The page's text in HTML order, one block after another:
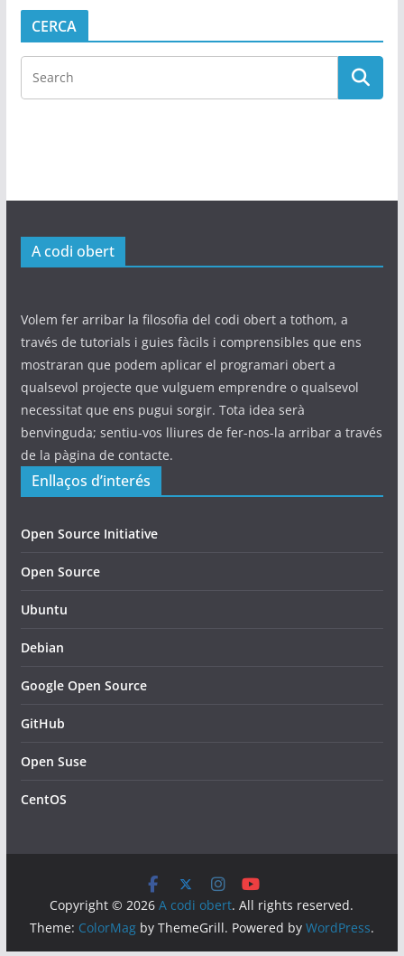
CERCA
A codi obert
Volem fer arribar la filosofia del codi obert a tothom, a
través de tutorials i guies fàcils i comprensibles que ens
mostraran que podem aplicar el programari obert a
qualsevol projecte que vulguem emprendre o qualsevol
necessitat que ens pugui sorgir. Tota idea serà
benvinguda; sentiu-vos lliures de fer-nos-la arribar a través
de la pàgina de contacte.
Enllaços d’interés
Open Source Initiative
Open Source
Ubuntu
Debian
Google Open Source
GitHub
Open Suse
CentOS
Copyright © 2026A codi obert. All rights reserved.
Theme: ColorMagby ThemeGrill. Powered by WordPress.